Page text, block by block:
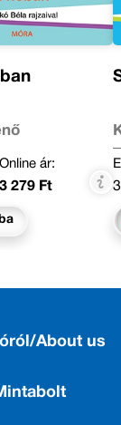
Online ár:
3 279 Ft
About us